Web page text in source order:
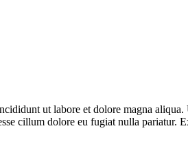
ut labore et dolore magna
cillum dolore eu fugiat nulla